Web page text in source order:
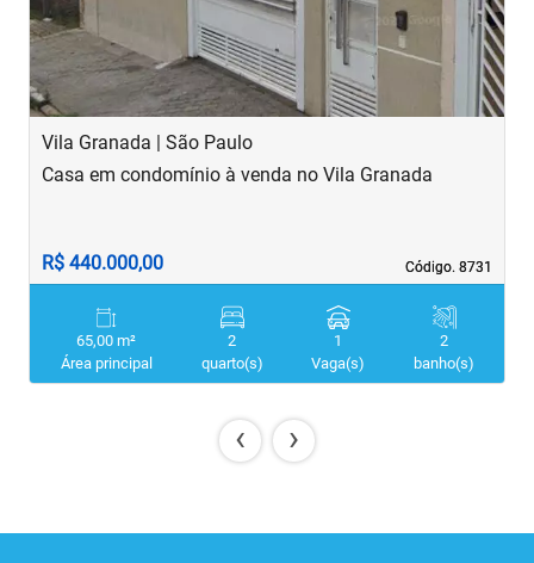
Vila Granada | São Paulo
Código. 8731
Código. 8731
Casa em condomínio à venda no Vila Granada
R$ 440.000,00
65,00 m²
Área principal
2
quarto(s)
1
Vaga(s)
2
banho(s)
‹ ›